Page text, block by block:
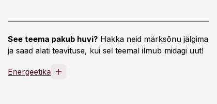
See teema pakub huvi? Hakka neid märksõnu jälgima
ja saad alati teavituse, kui sel teemal ilmub midagi uut!
Energeetika